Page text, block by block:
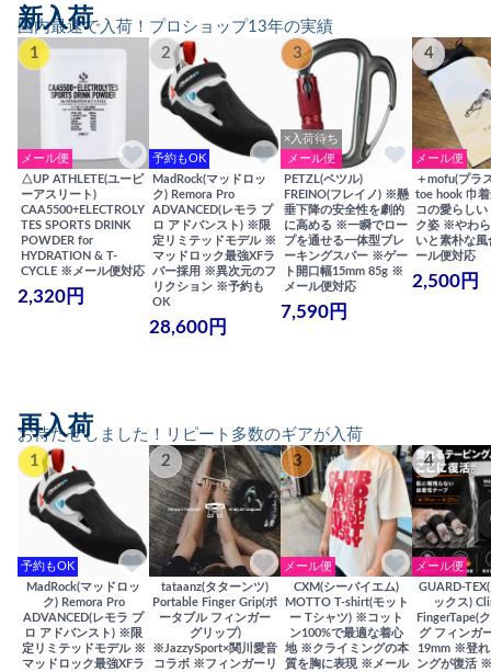
国内最速で入荷！プロショップ13年の実績
新入荷
1
メール便
△UP ATHLETE(ユーピ
ーアスリート)
CAA5500+ELECTROLY
TES SPORTS DRINK
POWDER for
HYDRATION & T-
CYCLE ※メール便対応
2,320円
2
予約もOK
MadRock(マッドロッ
ク) Remora Pro
ADVANCED(レモラ プ
ロ アドバンスト) ※限
定リミテッドモデル ※
マッドロック最強XFラ
バー採用 ※異次元のフ
リクション ※予約も
OK
28,600円
3
×入荷待ち
メール便
PETZL(ペツル)
FREINO(フレイノ) ※懸
垂下降の安全性を劇的
に高める ※一瞬でロー
プを通せる一体型ブレ
ーキングスパー ※ゲー
ト開口幅15mm 85g ※
メール便対応
7,590円
4
メール便
＋mofu(プラ
toe hook 巾
コの愛らしい
ク姿 ※やわ
いと素朴な
ール便対応
2,500円
お待たせしました！リピート多数のギアが入荷
再入荷
1
予約もOK
MadRock(マッドロッ
ク) Remora Pro
ADVANCED(レモラ プ
ロ アドバンスト) ※限
定リミテッドモデル ※
マッドロック最強XFラ
2
tataanz(タターンツ)
Portable Finger Grip(ポ
ータブル フィンガー
グリップ)
※JazzySport×関川愛音
コラボ ※フィンガーリ
3
メール便
CXM(シーバイエム)
MOTTO T-shirt(モット
ー Tシャツ) ※コット
ン100%で最適な着心
地 ※クライミングの本
質を胸に表現 ※メール
4
メール便
GUARD-
ックス)
FingerTape(
グ フィンガ
19mm ※登れ
ングが復活